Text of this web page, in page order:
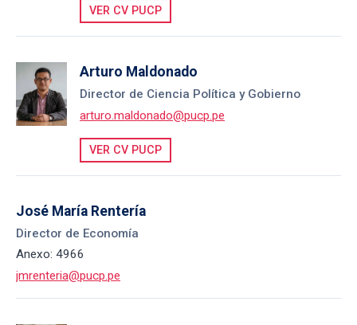
VER CV PUCP
Arturo Maldonado
Director de Ciencia Política y Gobierno
arturo.maldonado@pucp.pe
VER CV PUCP
José María Rentería
Director de Economía
Anexo: 4966
jmrenteria@pucp.pe